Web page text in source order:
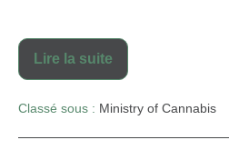
Lire la suite
Classé sous : Ministry of Cannabis